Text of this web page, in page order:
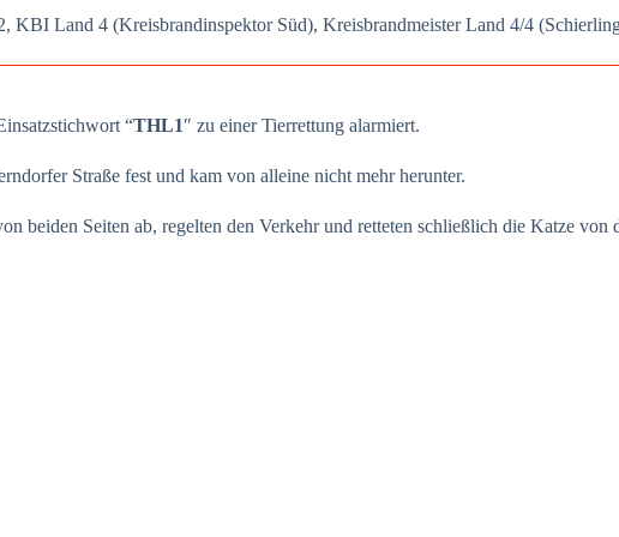
KBI Land 4 (Kreis­brand­in­spek­tor Süd), Kreis­brand­meis­ter Land 4/4
“THL1″ zu einer Tier­ret­tung alar­miert.
Stra­ße fest und kam von allei­ne nicht mehr her­un­ter.
bei­den Sei­ten ab, regel­ten den Ver­kehr und ret­te­ten schließ­lich die Kat­ze von